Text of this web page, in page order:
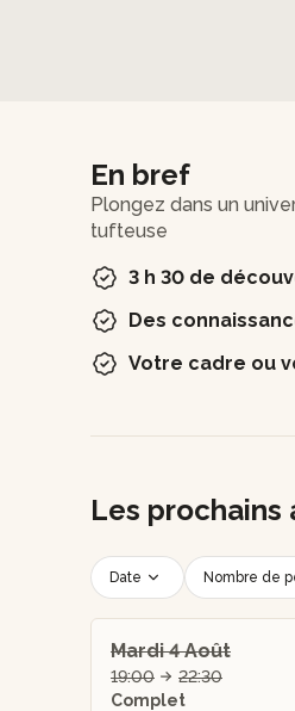
En bref
Plongez dans un
tufteuse
3 h 30 de
Des
Votre cadre ou
Les prochains
Date Nombre de
Mardi 4 Août
19:00
22:30
Complet